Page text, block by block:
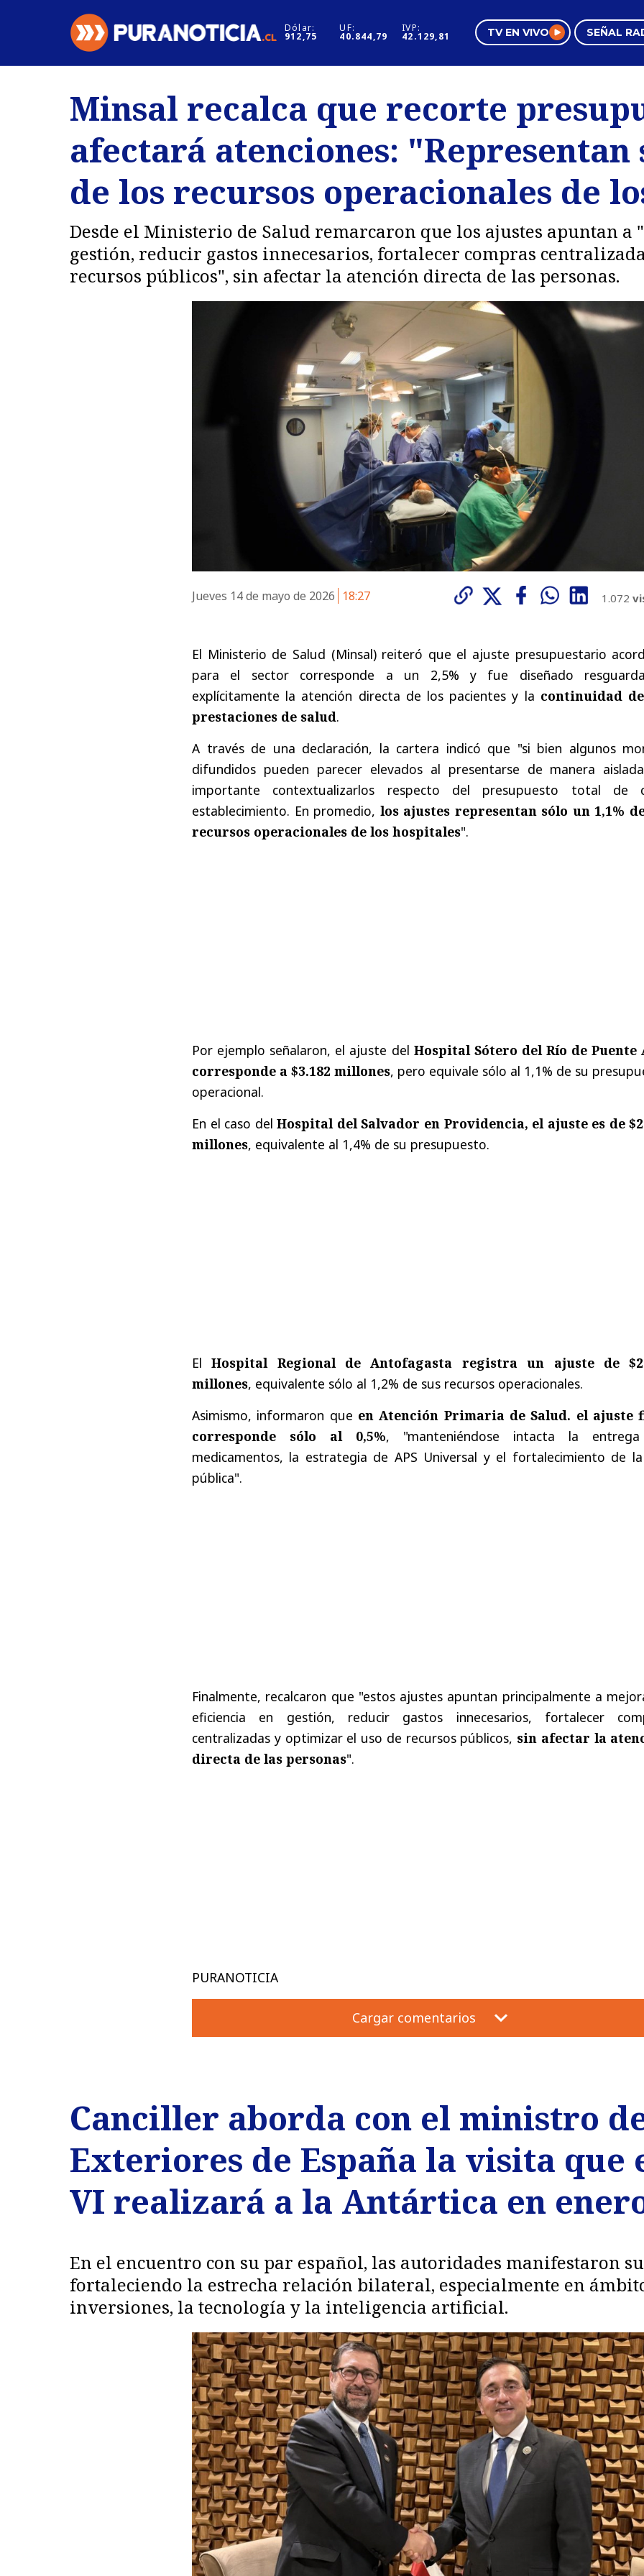
Dólar:
912,75
UF:
40.844,79
IVP:
42.129,81 TV EN VIVO SEÑAL
Regiones
Deportes
Internacional
Motores
Negocios
Pura Mujer
Minsal recalca que recorte
afectará atenciones: "Representan
de los recursos operacionales de
Desde el Ministerio de Salud remarcaron que los ajustes apuntan
gestión, reducir gastos innecesarios, fortalecer compras
recursos públicos", sin afectar la atención directa de las personas.
Jueves 14 de mayo de 2026 18:27 1.072
El Ministerio de Salud (Minsal) reiteró que el ajuste presupuestario
para el sector corresponde a un 2,5% y fue diseñado
explícitamente la atención directa de los pacientes y la continuidad
prestaciones de salud.
A través de una declaración, la cartera indicó que "si bien algunos
difundidos pueden parecer elevados al presentarse de manera
importante contextualizarlos respecto del presupuesto total de
establecimiento. En promedio, los ajustes representan sólo un 1,1%
recursos operacionales de los hospitales".
Por ejemplo señalaron, el ajuste del Hospital Sótero del Río de Puente
corresponde a $3.182 millones, pero equivale sólo al 1,1% de su
operacional.
En el caso delHospital del Salvador en Providencia, el ajuste es de
millones, equivalente al 1,4% de su presupuesto.
ElHospital Regional de Antofagasta registra un ajuste de
millones, equivalente sólo al 1,2% de sus recursos operacionales.
Asimismo, informaron que en Atención Primaria de Salud. el ajuste
corresponde sólo al 0,5%, "manteniéndose intacta la
medicamentos, la estrategia de APS Universal y el fortalecimiento de
pública".
Finalmente, recalcaron que "estos ajustes apuntan principalmente a
eficiencia en gestión, reducir gastos innecesarios, fortalecer
centralizadas y optimizar el uso de recursos públicos, sin afectar la
directa de las personas".
PURANOTICIA
Cargar comentarios
Canciller aborda con el ministro
Exteriores de España la visita que
VI realizará a la Antártica en
En el encuentro con su par español, las autoridades manifestaron
fortaleciendo la estrecha relación bilateral, especialmente en
inversiones, la tecnología y la inteligencia artificial.